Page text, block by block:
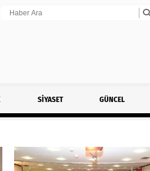
SİYASET GÜNCEL